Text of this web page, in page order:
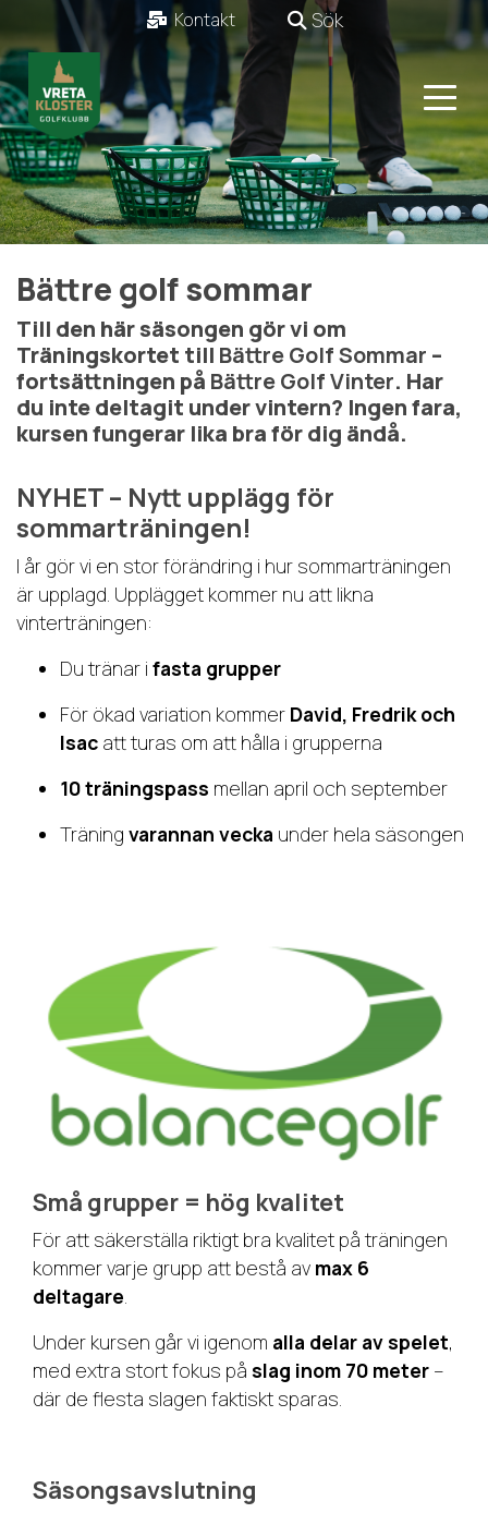
Kontakt Sök
Bättre golf sommar
Till den här säsongen gör vi om
Träningskortet till Bättre Golf Sommar –
fortsättningen på Bättre Golf Vinter. Har
du inte deltagit under vintern? Ingen fara,
kursen fungerar lika bra för dig ändå.
NYHET – Nytt upplägg för
sommarträningen!
I år gör vi en stor förändring i hur sommarträningen
är upplagd. Upplägget kommer nu att likna
vinterträningen:
Du tränar i fasta grupper
För ökad variation kommer David, Fredrik och
Isac att turas om att hålla i grupperna
10 träningspass mellan april och september
Träning varannan vecka under hela säsongen
Små grupper = hög kvalitet
För att säkerställa riktigt bra kvalitet på träningen
kommer varje grupp att bestå av max 6
deltagare.
Under kursen går vi igenom alla delar av spelet,
med extra stort fokus på slag inom 70 meter –
där de flesta slagen faktiskt sparas.
Säsongsavslutning